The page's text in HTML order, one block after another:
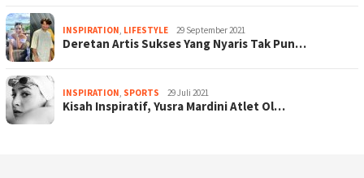
INSPIRATION LIFESTYLE 29 September 2021
Deretan Artis Sukses Yang Nyaris Tak Pun…
INSPIRATION SPORTS 29 Juli 2021
Kisah Inspiratif, Yusra Mardini Atlet Ol…